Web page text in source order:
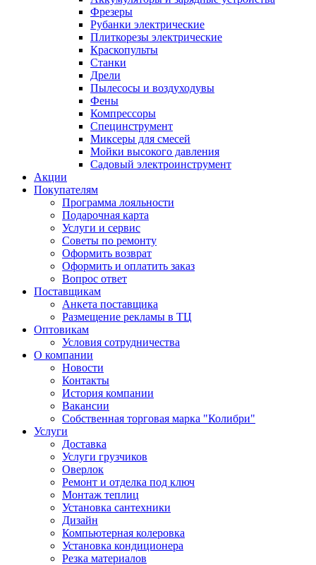
Фрезеры
Рубанки электрические
Плиткорезы электрические
Краскопульты
Станки
Дрели
Пылесосы и воздуходувы
Фены
Компрессоры
Специнструмент
Миксеры для смесей
Мойки высокого давления
Садовый электроинструмент
Акции
Покупателям
Программа лояльности
Подарочная карта
Услуги и сервис
Советы по ремонту
Оформить возврат
Оформить и оплатить заказ
Вопрос ответ
Поставщикам
Анкета поставщика
Размещение рекламы в ТЦ
Оптовикам
Условия сотрудничества
О компании
Новости
Контакты
История компании
Вакансии
Собственная торговая марка "Колибри"
Услуги
Доставка
Услуги грузчиков
Оверлок
Ремонт и отделка под ключ
Монтаж теплиц
Установка сантехники
Дизайн
Компьютерная колеровка
Установка кондиционера
Резка материалов